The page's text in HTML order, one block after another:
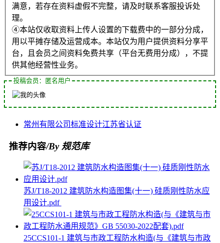
满意，若存在资料虚假不完整，请及时联系客服投诉处
理。
④本站仅收取资料上传人设置的下载费中的一部分分成，
用以平摊存储及运营成本。本站仅为用户提供资料分享平
台，且会员之间资料免费共享（平台无费用分成），不提
供其他经营性业务。
投稿会员：匿名用户
常州有限公司标准设计江苏省认证
推荐内容/By 规范库
苏J/T18-2012 建筑防水构造图集(十一) 硅质刚性防水应
用设计.pdf
25CCS101-1 建筑与市政工程防水构造(与《建筑与市政